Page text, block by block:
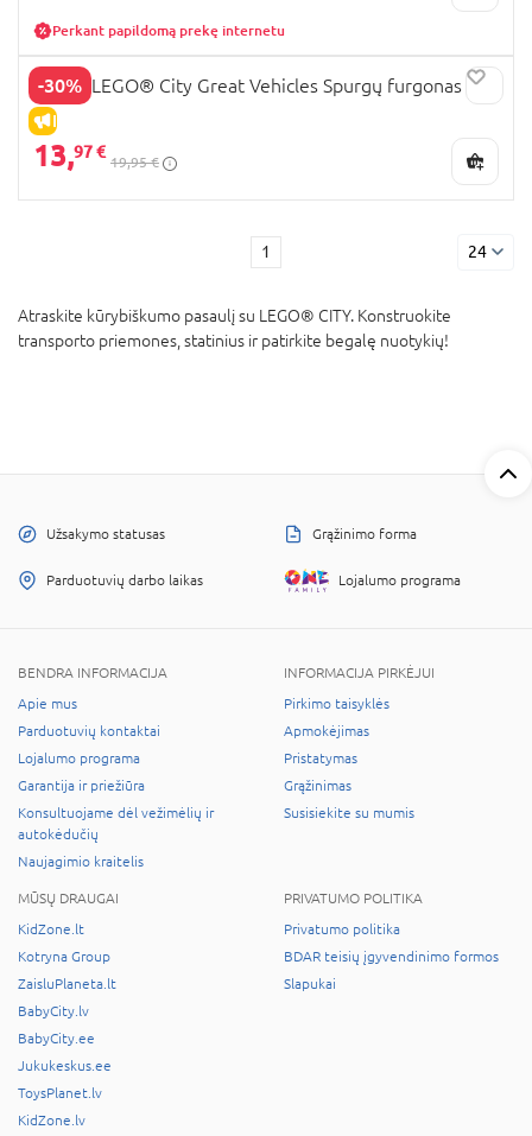
Perkant papildomą prekę internetu
-30%
IŠPARDAVIMAS
60452 LEGO® City Great Vehicles Spurgų furgonas
13,97 €
19,95 €
1 24
Atraskite kūrybiškumo pasaulį su LEGO® CITY. Konstruokite
transporto priemones, statinius ir patirkite begalę nuotykių!
Užsakymo statusas Grąžinimo forma
Parduotuvių darbo laikas Lojalumo programa
BENDRA INFORMACIJA
Apie mus
Parduotuvių kontaktai
Lojalumo programa
Garantija ir priežiūra
Konsultuojame dėl vežimėlių ir
autokėdučių
Naujagimio kraitelis
INFORMACIJA PIRKĖJUI
Pirkimo taisyklės
Apmokėjimas
Pristatymas
Grąžinimas
Susisiekite su mumis
MŪSŲ DRAUGAI
KidZone.lt
Kotryna Group
ZaisluPlaneta.lt
BabyCity.lv
BabyCity.ee
Jukukeskus.ee
ToysPlanet.lv
KidZone.lv
PRIVATUMO POLITIKA
Privatumo politika
BDAR teisių įgyvendinimo formos
Slapukai